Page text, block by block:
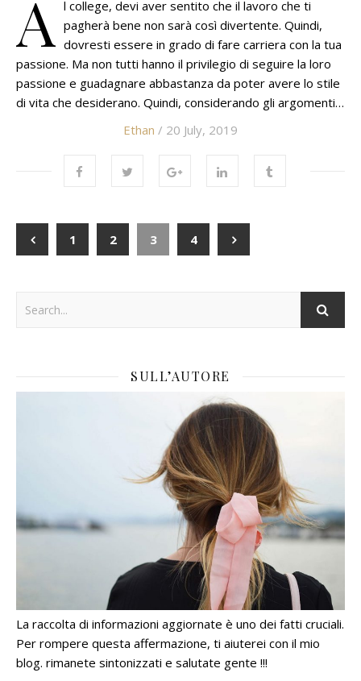
A l college, devi aver sentito che il lavoro che ti
pagherà bene non sarà così divertente. Quindi,
dovresti essere in grado di fare carriera con la tua
passione. Ma non tutti hanno il privilegio di seguire la loro
passione e guadagnare abbastanza da poter avere lo stile
di vita che desiderano. Quindi, considerando gli argomenti…
Ethan / 20 July, 2019
1 2 3 4
SULL’AUTORE
La raccolta di informazioni aggiornate è uno dei fatti cruciali.
Per rompere questa affermazione, ti aiuterei con il mio
blog. rimanete sintonizzati e salutate gente !!!